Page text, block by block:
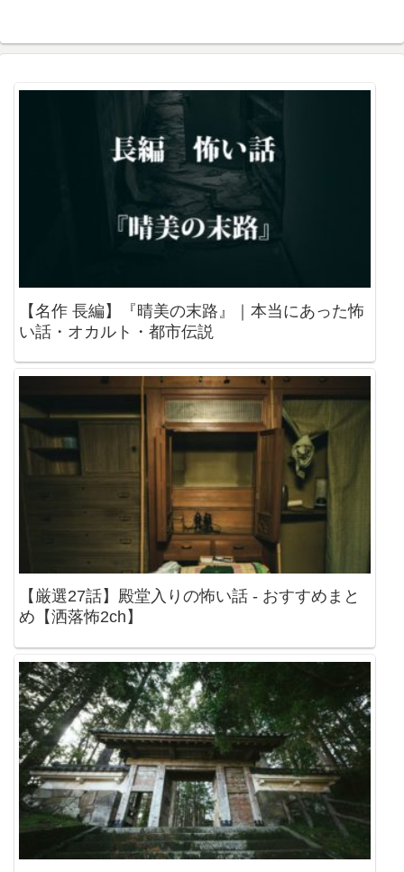
【名作 長編】『晴美の末路』｜本当にあった怖
い話・オカルト・都市伝説
【厳選27話】殿堂入りの怖い話 - おすすめまと
め【洒落怖2ch】